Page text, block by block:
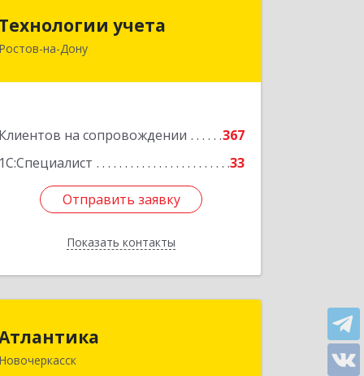
Технологии учета
Ростов-на-Дону
Клиентов на сопровождении
367
1С:Специалист
33
Отправить заявку
Показать контакты
344064, Ростовская обл, Ростов-на-
Отправить заявку
Назад
Новочеркасск
346428, Ростовская обл, Новочеркасск